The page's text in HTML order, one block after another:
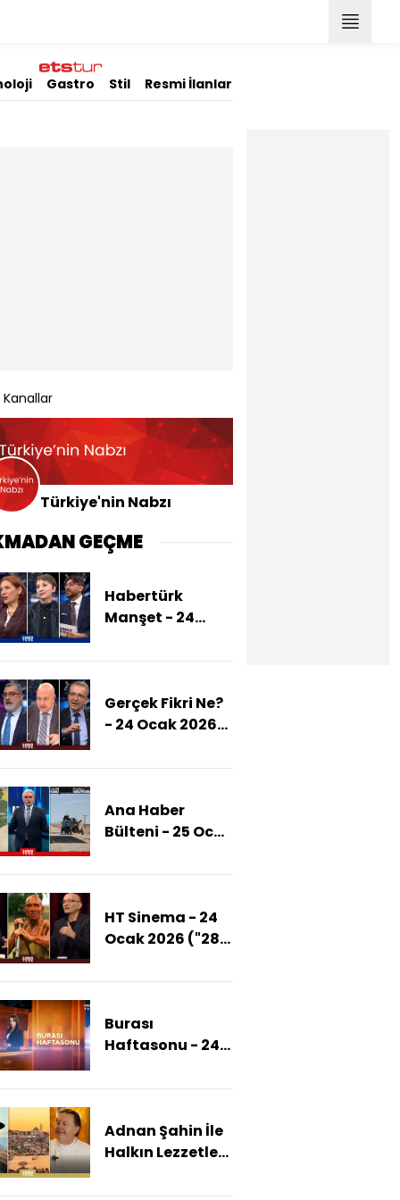
Gastro Stil Resmi İlanlar
Türkiye'nin Nabzı
GEÇME
Habertürk
Manşet - 24
(Sokakta Şiddet
Mı?)
Gerçek Fikri Ne?
- 24 Ocak 2026
Ortaklığı Nasıl
Ana Haber
Bülteni - 25 Ocak
Kontrolünde
Mı?)
HT Sinema - 24
Ocak 2026 ("28
Tapınağı"
Filmi Mi?)
Burası
Haftasonu - 24
(Suriye'de
Uzatılacak Mı?)
Adnan Şahin İle
Halkın Lezzetleri
(Adnan Şahin İki